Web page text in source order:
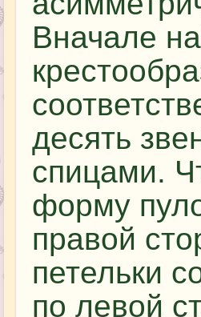
Вначале
десять
спицами.
форму
правой
петельки
по левой